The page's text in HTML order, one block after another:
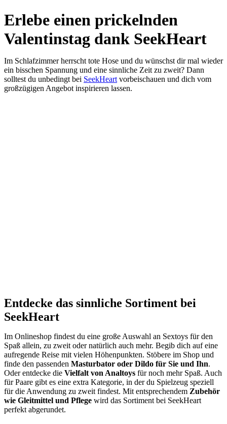
Erlebe einen prickelnden
Valentinstag dank SeekHeart
Im Schlafzimmer herrscht tote Hose und du wünschst dir mal wieder
ein bisschen Spannung und eine sinnliche Zeit zu zweit? Dann
solltest du unbedingt bei SeekHeart vorbeischauen und dich vom
großzügigen Angebot inspirieren lassen.
Entdecke das sinnliche Sortiment bei
SeekHeart
Im Onlineshop findest du eine große Auswahl an Sextoys für den
Spaß allein, zu zweit oder natürlich auch mehr. Begib dich auf eine
aufregende Reise mit vielen Höhenpunkten. Stöbere im Shop und
finde den passenden Masturbator oder Dildo für Sie und Ihn.
Oder entdecke die Vielfalt von Analtoys für noch mehr Spaß. Auch
für Paare gibt es eine extra Kategorie, in der du Spielzeug speziell
für die Anwendung zu zweit findest. Mit entsprechendem Zubehör
wie Gleitmittel und Pflege wird das Sortiment bei SeekHeart
perfekt abgerundet.